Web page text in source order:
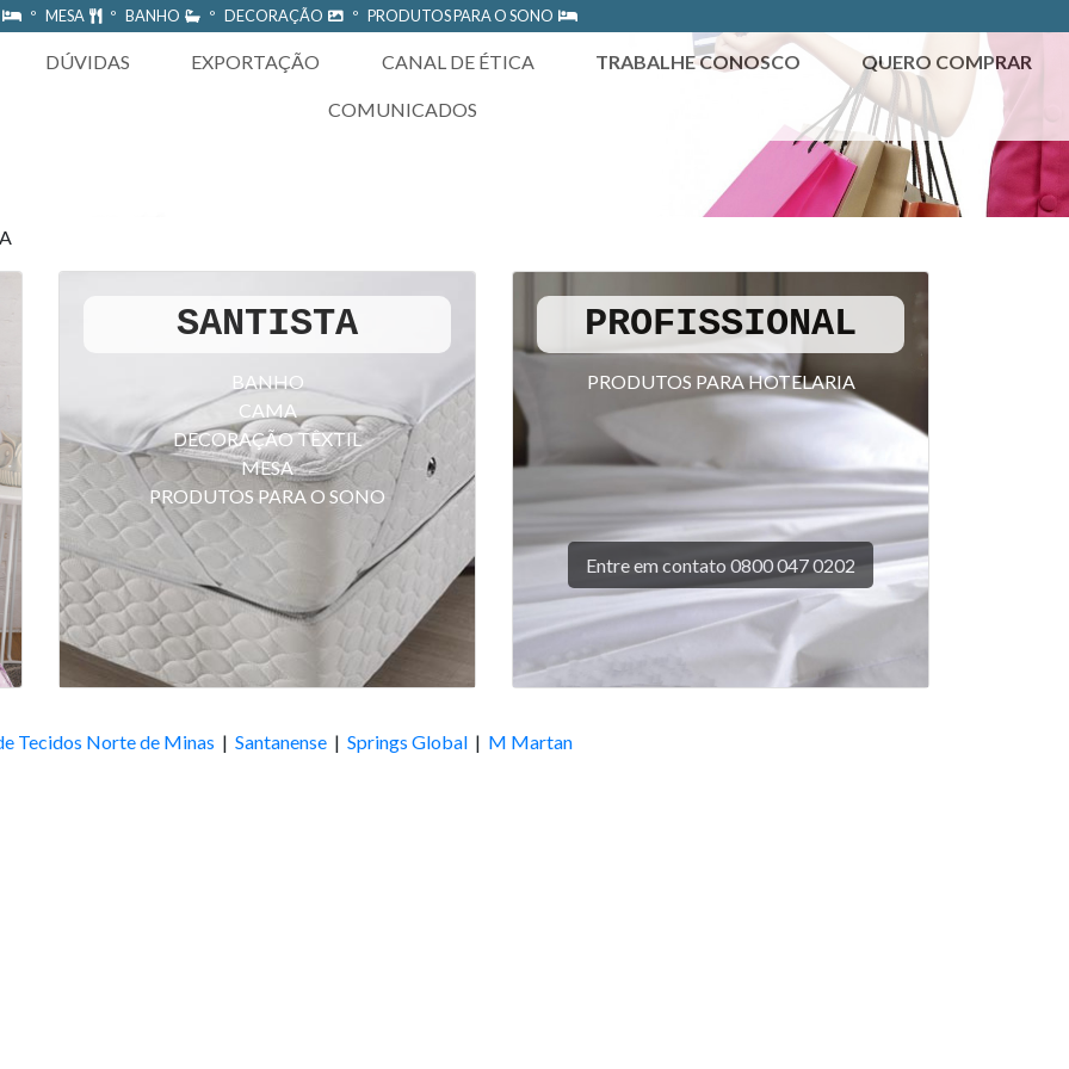
º MESA º BANHO º DECORAÇÃO º PRODUTOS PARA O SONO
DÚVIDAS EXPORTAÇÃO CANAL DE ÉTICA TRABALHE CONOSCO QUERO COMPRAR
COMUNICADOS
SANTISTA
BANHO
CAMA
DECORAÇÃO TÊXTIL
MESA
PRODUTOS PARA O SONO
PROFISSIONAL
PRODUTOS PARA HOTELARIA
Entre em contato 0800 047 0202
Tecidos Norte de Minas | Santanense | Springs Global | M Martan